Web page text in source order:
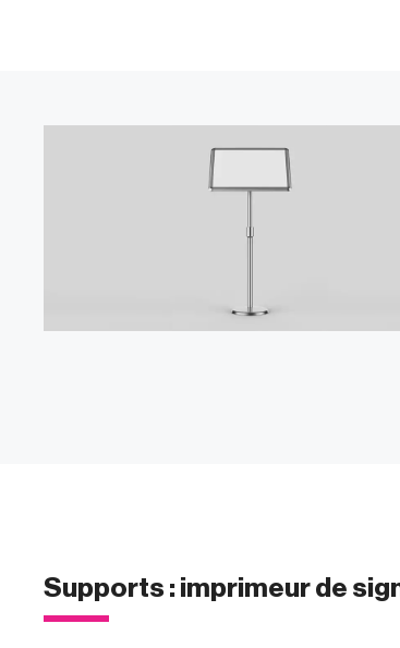
Supports : imprimeur de